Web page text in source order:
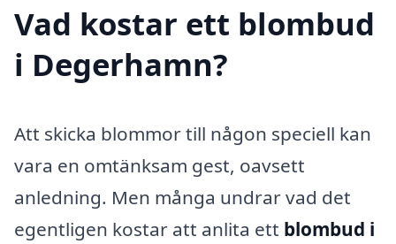
Vad kostar ett blombud
i Degerhamn?
Att skicka blommor till någon speciell kan
vara en omtänksam gest, oavsett
anledning. Men många undrar vad det
egentligen kostar att anlita ett blombud i